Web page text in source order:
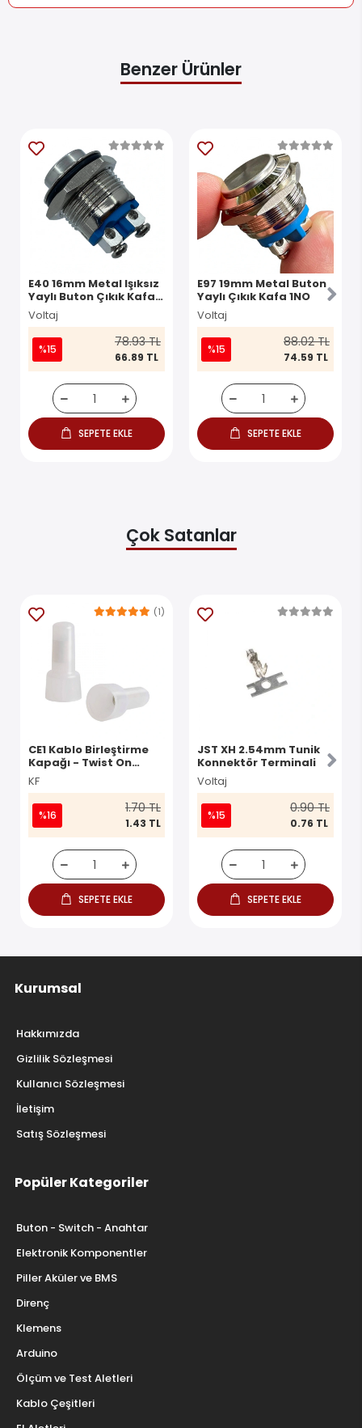
Benzer Ürünler
E40 16mm Metal Işıksız
Yaylı Buton Çıkık Kafa 1
NO IP67
Voltaj
%15 78.93 TL
66.89 TL
SEPETE EKLE
E97 19mm Metal Buton
Yaylı Çıkık Kafa 1NO
Voltaj
%15 88.02 TL
74.59 TL
SEPETE EKLE
Çok Satanlar
CE1 Kablo Birleştirme
Kapağı - Twist On
Konnektör
KF
(1)
%16 1.70 TL
1.43 TL
SEPETE EKLE
JST XH 2.54mm Tunik
Konnektör Terminali
Voltaj
%15 0.90 TL
0.76 TL
SEPETE EKLE
Kurumsal
Hakkımızda
Gizlilik Sözleşmesi
Kullanıcı Sözleşmesi
İletişim
Satış Sözleşmesi
Popüler Kategoriler
Buton - Switch - Anahtar
Elektronik Komponentler
Piller Aküler ve BMS
Direnç
Klemens
Arduino
Ölçüm ve Test Aletleri
Kablo Çeşitleri